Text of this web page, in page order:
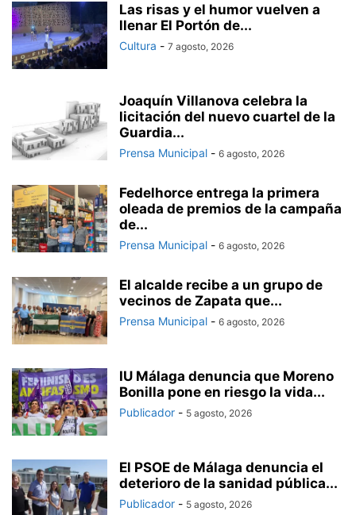
Las risas y el humor vuelven a
llenar El Portón de...
Cultura - 7 agosto, 2026
Joaquín Villanova celebra la
licitación del nuevo cuartel de la
Guardia...
Prensa Municipal - 6 agosto, 2026
Fedelhorce entrega la primera
oleada de premios de la campaña
de...
Prensa Municipal - 6 agosto, 2026
El alcalde recibe a un grupo de
vecinos de Zapata que...
Prensa Municipal - 6 agosto, 2026
IU Málaga denuncia que Moreno
Bonilla pone en riesgo la vida...
Publicador - 5 agosto, 2026
El PSOE de Málaga denuncia el
deterioro de la sanidad pública...
Publicador - 5 agosto, 2026